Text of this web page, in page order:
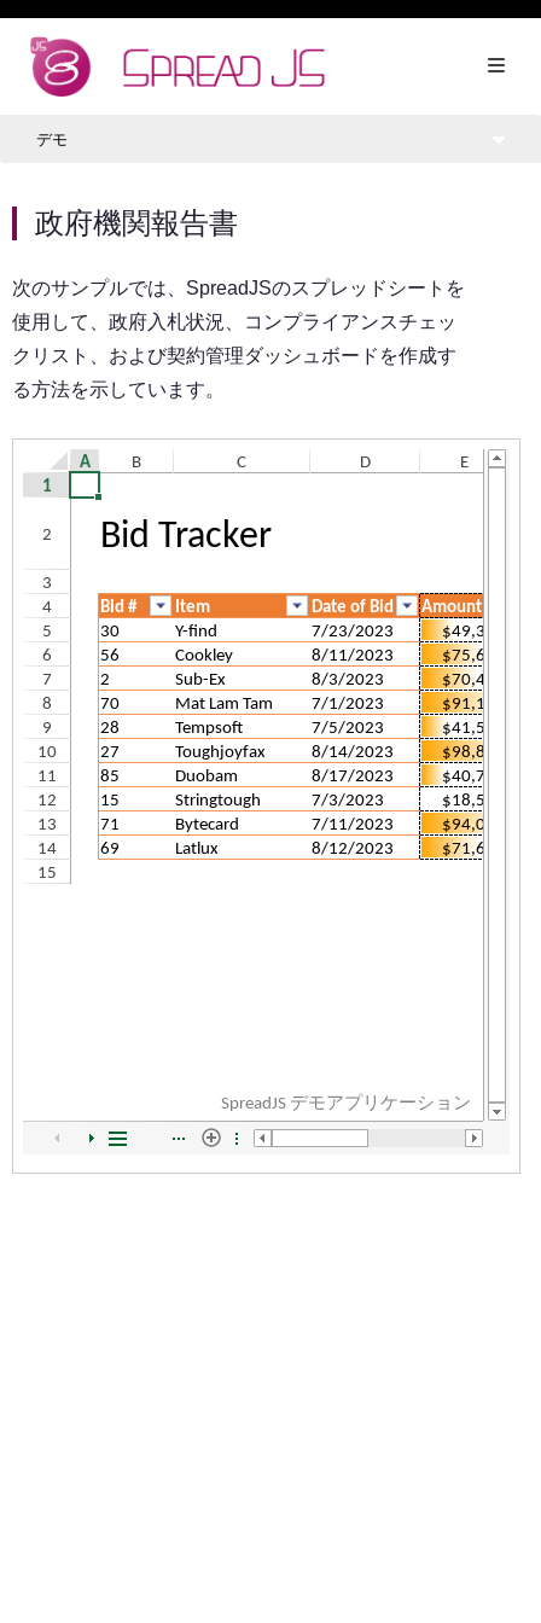
デモ
政府機関報告書
次のサンプルでは、SpreadJSのスプレッドシートを
使用して、政府入札状況、コンプライアンスチェッ
クリスト、および契約管理ダッシュボードを作成す
る方法を示しています。